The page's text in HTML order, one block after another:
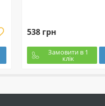
538 грн
Замовити в 1
клік